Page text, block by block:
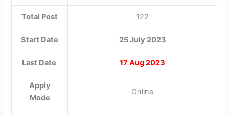
Total Post 122
Start Date 25 July 2023
Last Date 17 Aug 2023
Apply
Mode
Online